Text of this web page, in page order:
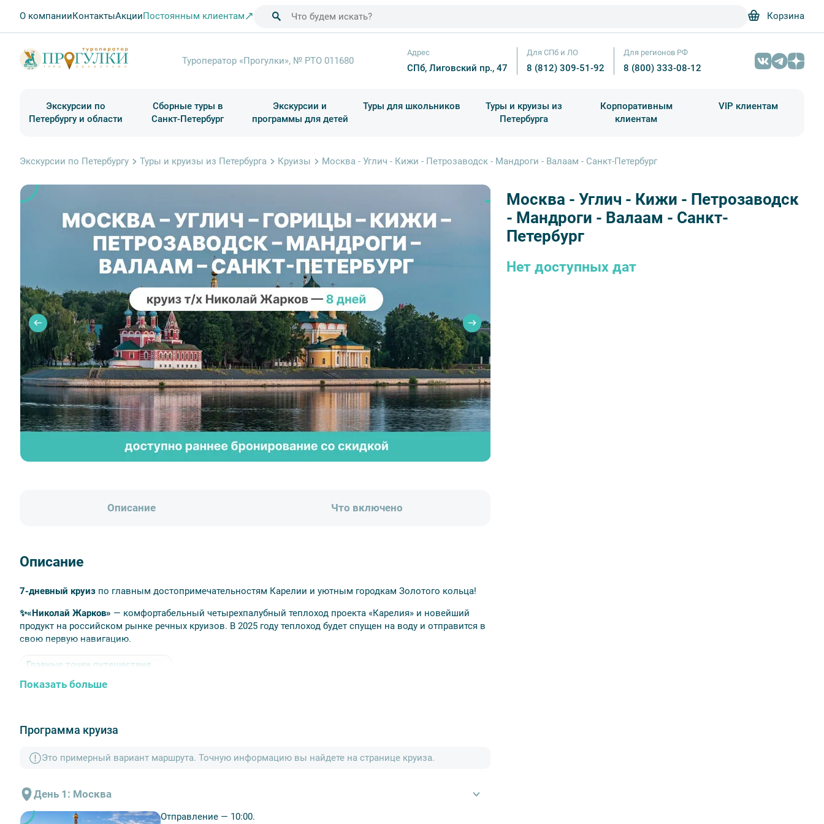
О компанииКонтактыАкцииПостоянным клиентам Корзина
Туроператор «Прогулки», № РТО 011680
Адрес
СПб, Лиговский пр., 47
Для СПб и ЛО
8 (812) 309-51-92
Для регионов РФ
8 (800) 333-08-12
Экскурсии по
Петербургу и области
Сборные туры в
Санкт-Петербург
Экскурсии и
программы для детей
Туры для школьников
Туры и круизы из
Петербурга
Корпоративным
клиентам
VIP клиентам
Экскурсии по Петербургу Туры и круизы из Петербурга Круизы Москва - Углич - Кижи - Петрозаводск - Мандроги - Валаам - Санкт-Петербург
Москва - Углич - Кижи - Петрозаводск
- Мандроги - Валаам - Санкт-
Петербург
Нет доступных дат
Описание Что включено
Описание
7-дневный круиз по главным достопримечательностям Карелии и уютным городкам Золотого кольца!
✨«Николай Жарков» — комфортабельный четырехпалубный теплоход проекта «Карелия» и новейший
продукт на российском рынке речных круизов. В 2025 году теплоход будет спущен на воду и отправится в
свою первую навигацию.
Главные точки путешествия
Углич —старинный город в Ярославской области, входящий в Золотое кольцо России, известный
близостью к Кирилло-Белозерскому монастырю.
Кижи—остров-заповедник с уникальными деревянными церквями, шедеврами русского зодчества
удивительными природными ландшафтами.
Мандроги
—это необычный туристический комплекс, возродивший старинную деревню с
Показать больше
Программа круиза
Это примерный вариант маршрута. Точную информацию вы найдете на странице круиза.
День 1: Москва
Отправление — 10:00.